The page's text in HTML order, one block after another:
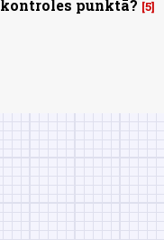
punktā? 5